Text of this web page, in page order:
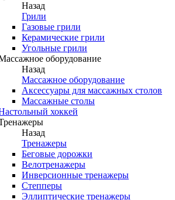
Назад
Грили
Газовые грили
Керамические грили
Угольные грили
оборудование
Назад
Массажное оборудование
Аксессуары для массажных столов
Массажные столы
хоккей
Назад
Тренажеры
Беговые дорожки
Велотренажеры
Инверсионные тренажеры
Степперы
Эллиптические тренажеры